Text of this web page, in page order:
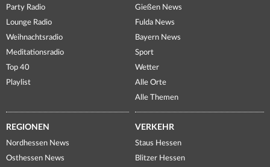
Party Radio
Lounge Radio
Weihnachtsradio
Meditationsradio
Top 40
Playlist
Gießen News
Fulda News
Bayern News
Sport
Wetter
Alle Orte
Alle Themen
REGIONEN
Nordhessen News
Osthessen News
VERKEHR
Staus Hessen
Blitzer Hessen